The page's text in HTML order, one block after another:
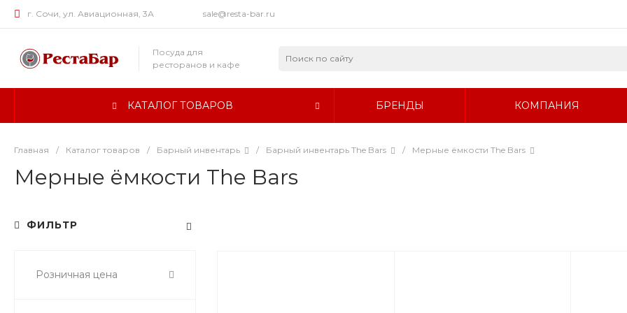
г. Сочи, ул. Авиационная, 3А sale@resta-bar.ru
Посуда для
ресторанов и кафе
КАТАЛОГ ТОВАРОВ БРЕНДЫ КОМПАНИЯ
Главная / Каталог товаров / Барный инвентарь / Барный инвентарь The Bars / Мерные ёмкости The Bars
Мерные ёмкости The Bars
ФИЛЬТР
Розничная цена